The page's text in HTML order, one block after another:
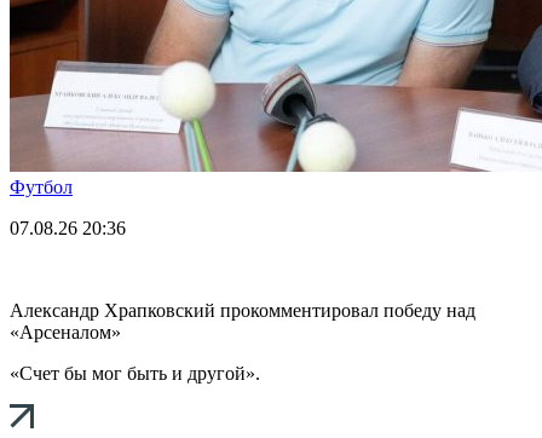
Футбол
07.08.26 20:36
Александр Храпковский прокомментировал победу над
«Арсеналом»
«Счет бы мог быть и другой».